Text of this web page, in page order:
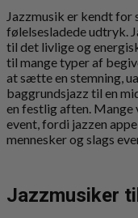
Jazzmusik er kendt for
følelsesladede udtryk.
til det livlige og
til mange typer af
at sætte en stemning,
baggrundsjazz til en
en festlig aften.
event, fordi jazzen
mennesker og slags
Jazzmusiker